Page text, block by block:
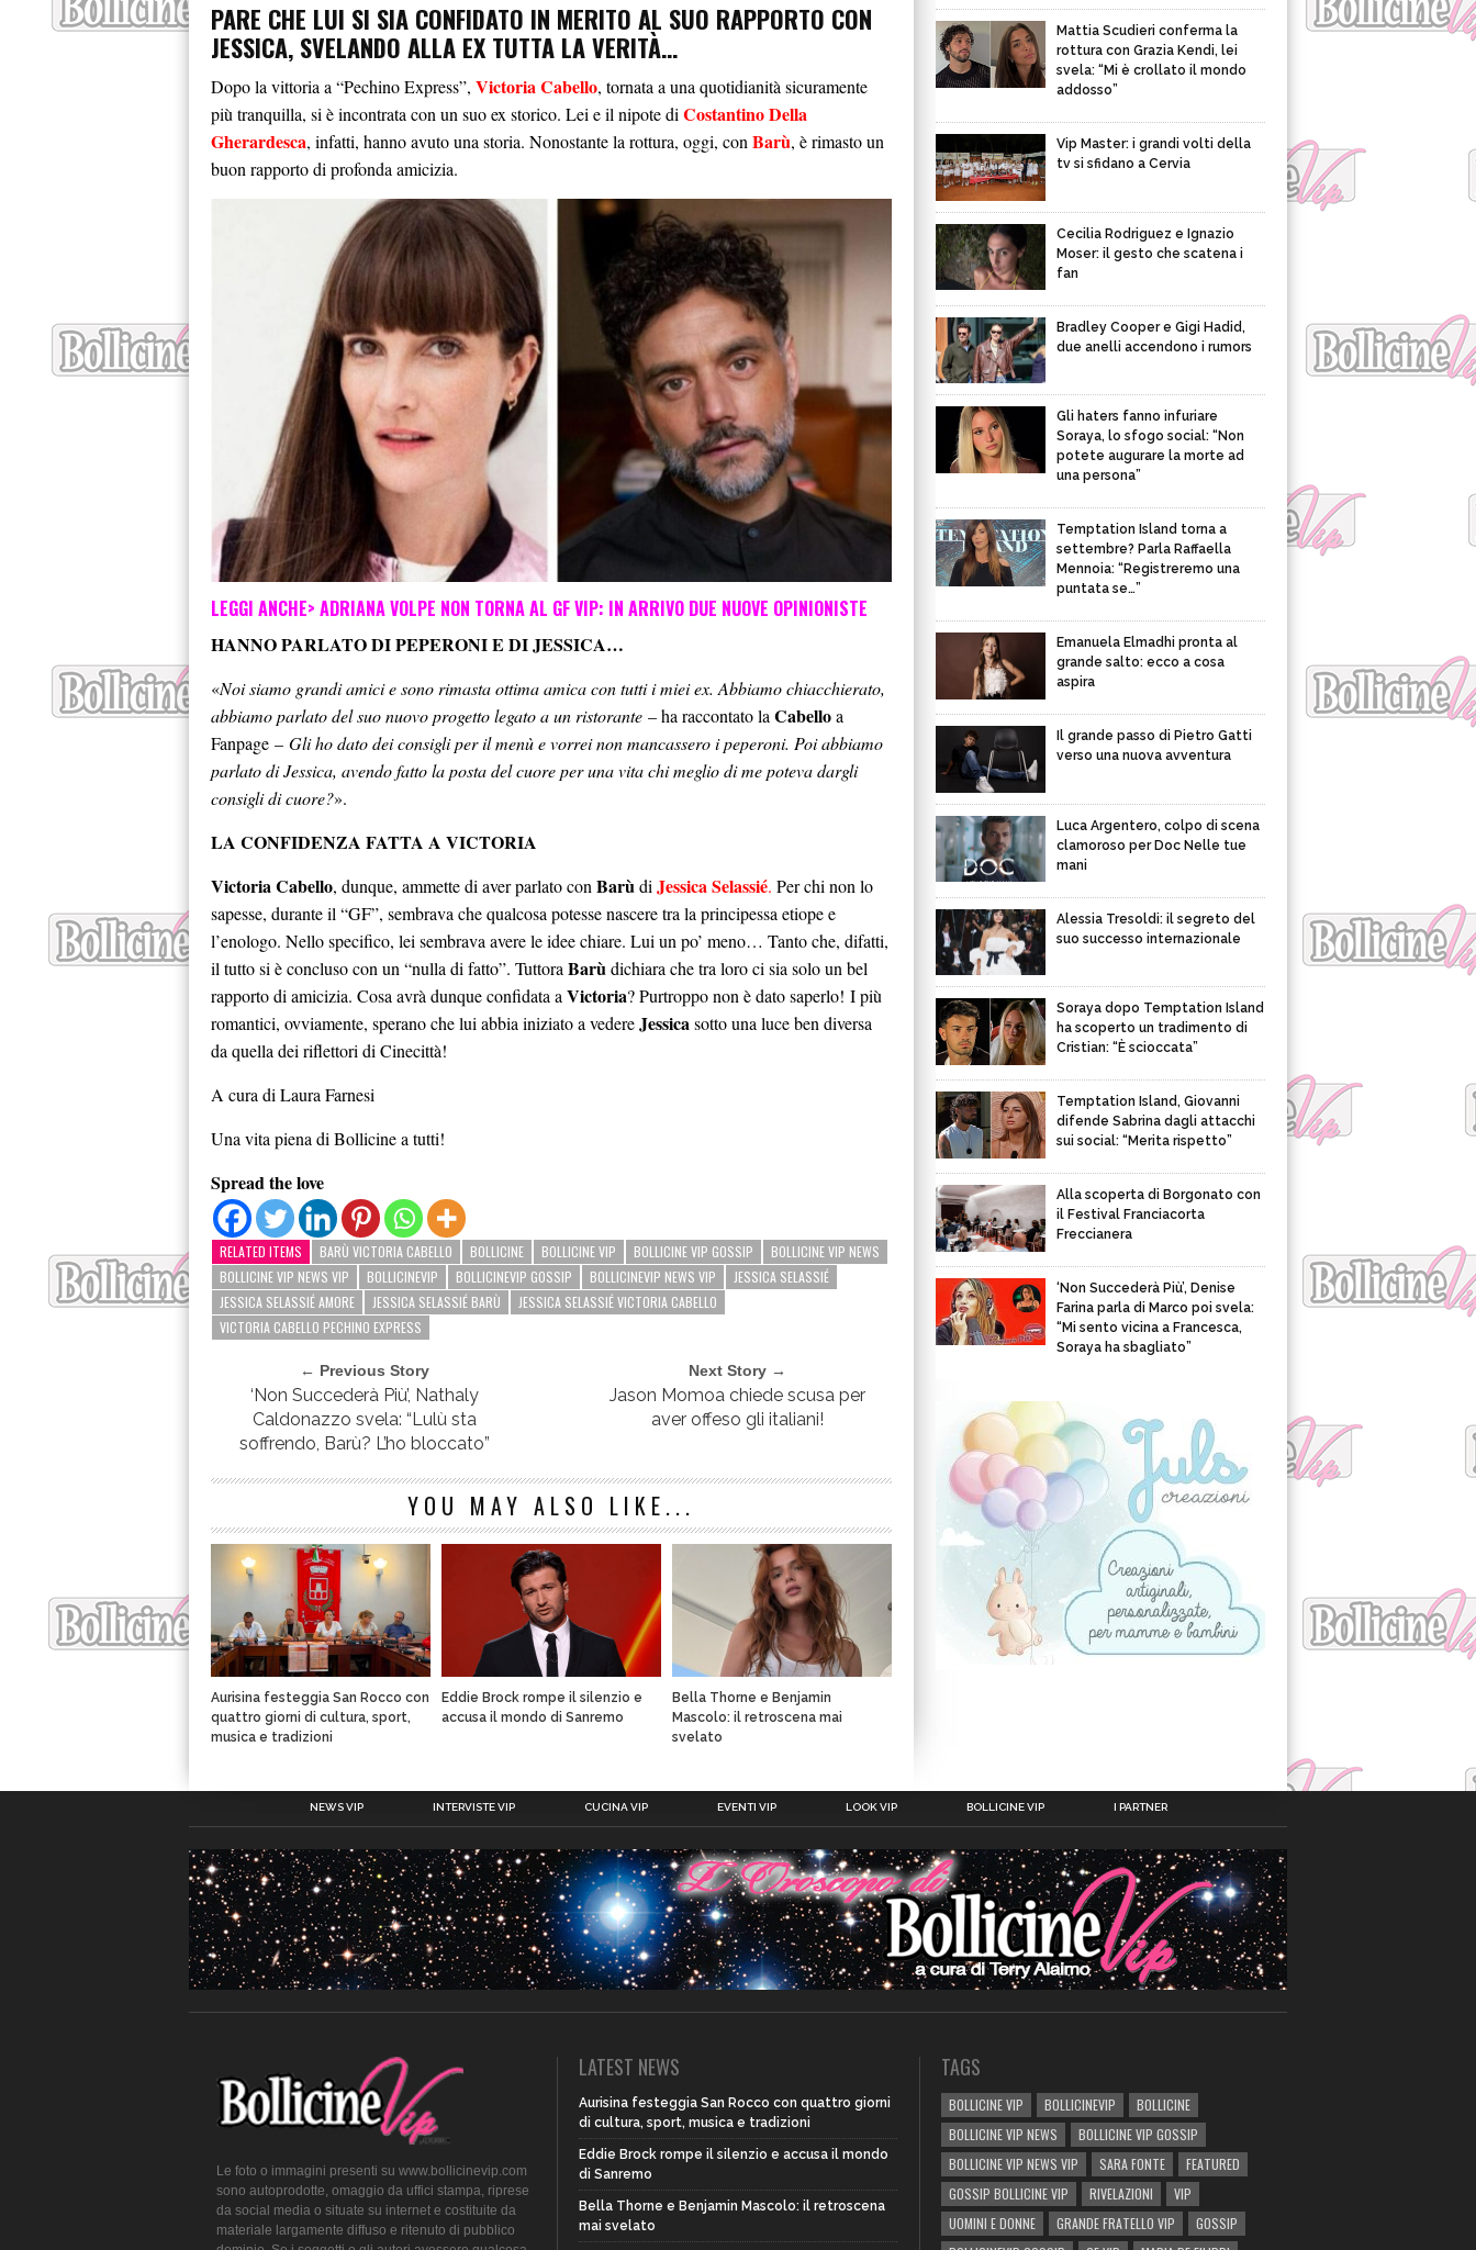
PARE CHE LUI SI SIA CONFIDATO IN MERITO AL SUO RAPPORTO CON
JESSICA, SVELANDO ALLA EX TUTTA LA VERITÀ…
Dopo la vittoria a “Pechino Express”, Victoria Cabello, tornata a una quotidianità sicuramente
più tranquilla, si è incontrata con un suo ex storico. Lei e il nipote di Costantino Della
Gherardesca, infatti, hanno avuto una storia. Nonostante la rottura, oggi, con Barù, è rimasto un
buon rapporto di profonda amicizia.
LEGGI ANCHE> ADRIANA VOLPE NON TORNA AL GF VIP: IN ARRIVO DUE NUOVE OPINIONISTE
HANNO PARLATO DI PEPERONI E DI JESSICA…
«Noi siamo grandi amici e sono rimasta ottima amica con tutti i miei ex. Abbiamo chiacchierato,
abbiamo parlato del suo nuovo progetto legato a un ristorante – ha raccontato la Cabelloa
Fanpage – Gli ho dato dei consigli per il menù e vorrei non mancassero i peperoni. Poi abbiamo
parlato di Jessica, avendo fatto la posta del cuore per una vita chi meglio di me poteva dargli
consigli di cuore?».
LA CONFIDENZA FATTA A VICTORIA
Victoria Cabello, dunque, ammette di aver parlato con Barùdi Jessica Selassié. Per chi non lo
sapesse, durante il “GF”, sembrava che qualcosa potesse nascere tra la principessa etiope e
l’enologo. Nello specifico, lei sembrava avere le idee chiare. Lui un po’ meno… Tanto che, difatti,
il tutto si è concluso con un “nulla di fatto”. Tuttora Barùdichiara che tra loro ci sia solo un bel
rapporto di amicizia. Cosa avrà dunque confidata a Victoria? Purtroppo non è dato saperlo! I più
romantici, ovviamente, sperano che lui abbia iniziato a vedereJessicasotto una luce ben diversa
da quella dei riflettori di Cinecittà!
A cura di Laura Farnesi
Una vita piena di Bollicine a tutti!
Spread the love
RELATED ITEMS BARÙ VICTORIA CABELLO BOLLICINE BOLLICINE VIP BOLLICINE VIP GOSSIP
BOLLICINE VIP NEWS
BOLLICINE VIP NEWS VIP
BOLLICINEVIP BOLLICINEVIP GOSSIP BOLLICINEVIP NEWS VIP
JESSICA SELASSIÉ
JESSICA SELASSIÉ AMORE
JESSICA SELASSIÉ BARÙ
JESSICA SELASSIÉ VICTORIA CABELLO
VICTORIA CABELLO PECHINO EXPRESS
← Previous Story
‘Non Succederà Più’, Nathaly
Caldonazzo svela: “Lulù sta
soffrendo, Barù? L’ho bloccato”
Next Story →
Jason Momoa chiede scusa per
aver offeso gli italiani!
YOU MAY ALSO LIKE...
Aurisina festeggia San Rocco con
quattro giorni di cultura, sport,
musica e tradizioni
Eddie Brock rompe il silenzio e
accusa il mondo di Sanremo
Bella Thorne e Benjamin
Mascolo: il retroscena mai
svelato
Mattia Scudieri conferma la
rottura con Grazia Kendi, lei
svela: “Mi è crollato il mondo
addosso”
Vip Master: i grandi volti della
tv si sfidano a Cervia
Cecilia Rodriguez e Ignazio
Moser: il gesto che scatena i
fan
Bradley Cooper e Gigi Hadid,
due anelli accendono i rumors
Gli haters fanno infuriare
Soraya, lo sfogo social: “Non
potete augurare la morte ad
una persona”
Temptation Island torna a
settembre? Parla Raffaella
Mennoia: “Registreremo una
puntata se…”
Emanuela Elmadhi pronta al
grande salto: ecco a cosa
aspira
Il grande passo di Pietro Gatti
verso una nuova avventura
Luca Argentero, colpo di scena
clamoroso per Doc Nelle tue
mani
Alessia Tresoldi: il segreto del
suo successo internazionale
Soraya dopo Temptation Island
ha scoperto un tradimento di
Cristian: “È scioccata”
Temptation Island, Giovanni
difende Sabrina dagli attacchi
sui social: “Merita rispetto”
Alla scoperta di Borgonato con
il Festival Franciacorta
Freccianera
‘Non Succederà Più’, Denise
Farina parla di Marco poi svela:
“Mi sento vicina a Francesca,
Soraya ha sbagliato”
NEWS VIP INTERVISTE VIP CUCINA VIP EVENTI VIP LOOK VIP BOLLICINE VIP I PARTNER
Le foto o immagini presenti su www.bollicinevip.com
sono autoprodotte, omaggio da uffici stampa, riprese
da social media o situate su internet e costituite da
materiale largamente diffuso e ritenuto di pubblico
LATEST NEWS
Aurisina festeggia San Rocco con quattro giorni
di cultura, sport, musica e tradizioni
Eddie Brock rompe il silenzio e accusa il mondo
di Sanremo
Bella Thorne e Benjamin Mascolo: il retroscena
mai svelato
TAGS
BOLLICINE VIP BOLLICINEVIP
BOLLICINE
BOLLICINE VIP NEWS
BOLLICINE VIP GOSSIP
BOLLICINE VIP NEWS VIP
SARA FONTE
FEATURED
GOSSIP BOLLICINE VIP
RIVELAZIONI
VIP
UOMINI E DONNE
GRANDE FRATELLO VIP
GOSSIP